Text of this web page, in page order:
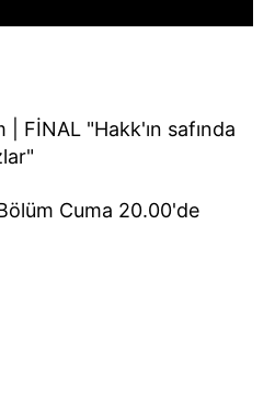
| FİNAL "Hakk'ın safında
Cuma 20.00'de